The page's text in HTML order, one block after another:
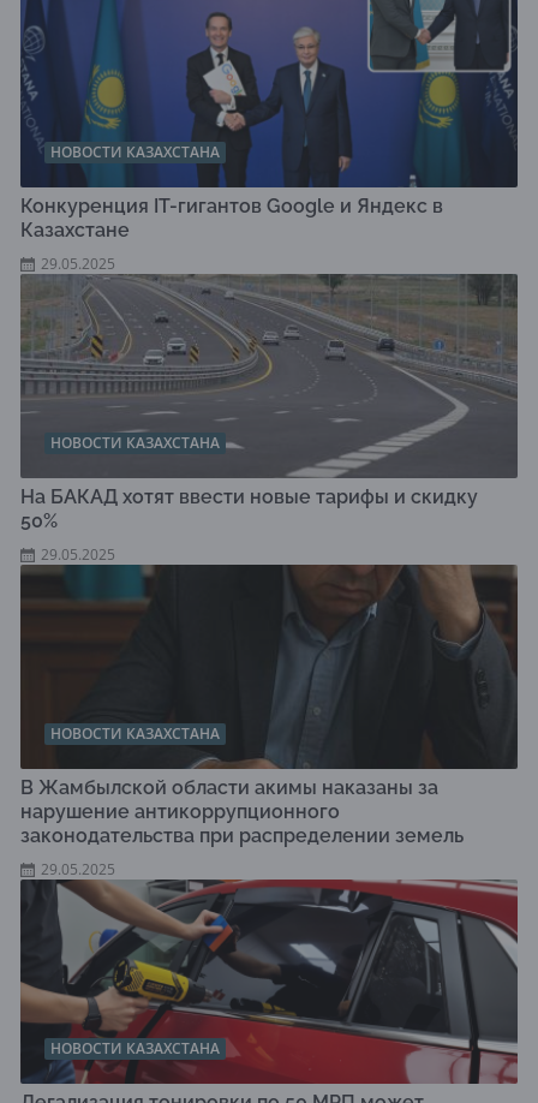
НОВОСТИ КАЗАХСТАНА
Конкуренция IT-гигантов Google и Яндекс в
Казахстане
29.05.2025
НОВОСТИ КАЗАХСТАНА
На БАКАД хотят ввести новые тарифы и скидку
50%
29.05.2025
НОВОСТИ КАЗАХСТАНА
В Жамбылской области акимы наказаны за
нарушение антикоррупционного
законодательства при распределении земель
29.05.2025
НОВОСТИ КАЗАХСТАНА